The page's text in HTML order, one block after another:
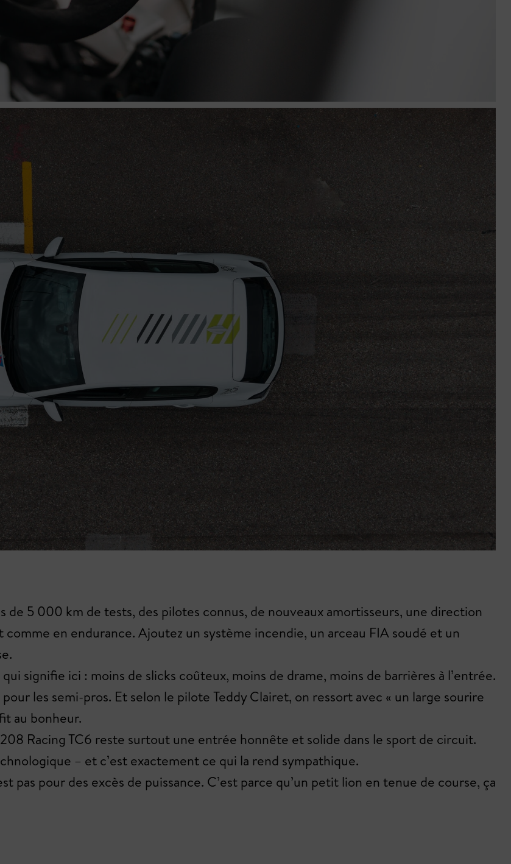
5 000 km de tests, des pilotes connus, de nouveaux amortisseurs, une direction
en endurance. Ajoutez un système incendie, un arceau FIA soudé et un
signifie ici : moins de slicks coûteux, moins de drame, moins de barrières à l’entrée.
les semi-pros. Et selon le pilote Teddy Clairet, on ressort avec « un large sourire
au bonheur.
Racing TC6 reste surtout une entrée honnête et solide dans le sport de circuit.
– et c’est exactement ce qui la rend sympathique.
pas pour des excès de puissance. C’est parce qu’un petit lion en tenue de course, ça